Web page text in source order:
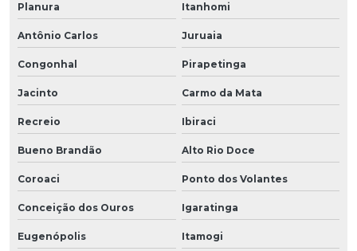
Planura Itanhomi
Antônio Carlos Juruaia
Congonhal Pirapetinga
Jacinto Carmo da Mata
Recreio Ibiraci
Bueno Brandão Alto Rio Doce
Coroaci Ponto dos Volantes
Conceição dos Ouros Igaratinga
Eugenópolis Itamogi